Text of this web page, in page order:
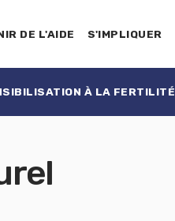
DE L'AIDE S'IMPLIQUER
À LA FERTILITÉ